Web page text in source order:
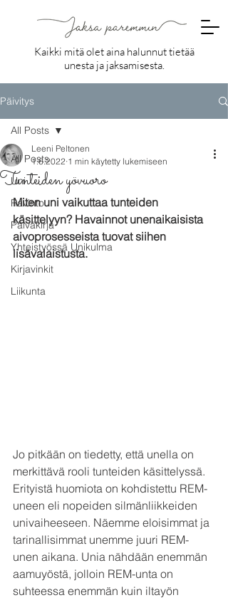
Kaikki mitä olet aina halunnut tietää
unesta ja jaksamisesta.
Päivitys
All Posts
Uni
Ravinto
Päiväkirja
Yhteistyössä Unikulma
Kirjavinkit
Liikunta
All Posts
Tunteiden yövuoro
Leeni Peltonen
1.6.2022 1 min käytetty lukemiseen
Miten uni vaikuttaa tunteiden
käsittelyyn? Havainnot unenaikaisista
aivoprosesseista tuovat siihen
lisävalaistusta.
Jo pitkään on tiedetty, että unella on
merkittävä rooli tunteiden käsittelyssä.
Erityistä huomiota on kohdistettu REM-
uneen eli nopeiden silmänliikkeiden
univaiheeseen. Näemme eloisimmat ja
tarinallisimmat unemme juuri REM-
unen aikana. Unia nähdään enemmän
aamuyöstä, jolloin REM-unta on
suhteessa enemmän kuin iltayön